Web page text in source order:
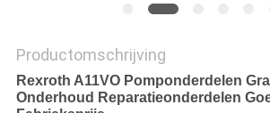
Productomschrijving
Rexroth A11VO Pomponderdelen
Onderhoud Reparatieonderdelen